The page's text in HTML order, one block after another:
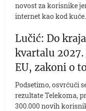
novost za korisnike
internet kao kod kuće.
Lučić: Do
kvartalu
EU, zakoni o
Podsetimo, osvrćući
rezultate Telekoma,
300.000 novih